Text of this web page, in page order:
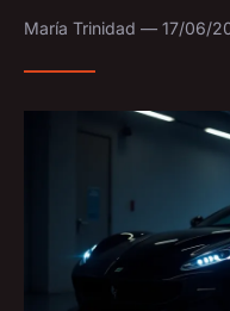
María Trinidad — 17/06/